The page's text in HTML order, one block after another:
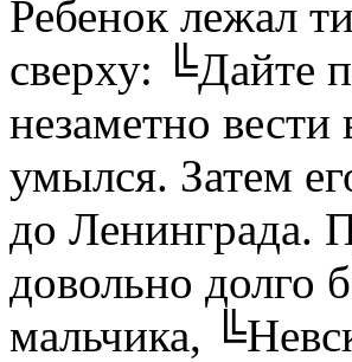
Ребенок лежал
сверху: ╚Дайте
незаметно
умылся. Затем
до Ленинграда.
довольно долго
мальчика,